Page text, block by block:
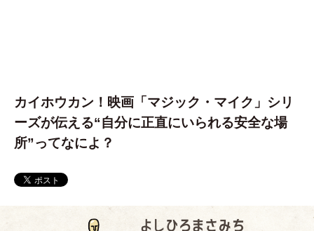
カイホウカン！映画「マジック・マイク」シリ
ーズが伝える“自分に正直にいられる安全な場
所”ってなによ？